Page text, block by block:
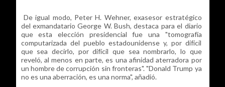
De igual modo, Peter H. Wehner, exasesor estratégico
del exmandatario George W. Bush, destaca para el diario
que esta elección presidencial fue una "tomografía
computarizada del pueblo estadounidense y, por difícil
que sea decirlo, por difícil que sea nombrarlo, lo que
reveló, al menos en parte, es una afinidad aterradora por
un hombre de corrupción sin fronteras". "Donald Trump ya
no es una aberración, es una norma", añadió.